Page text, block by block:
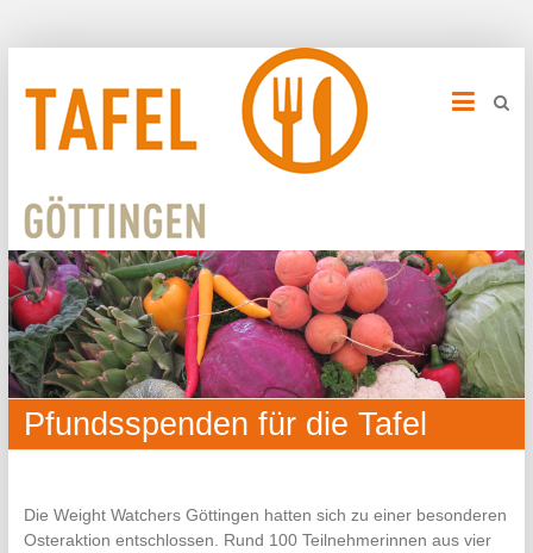
Pfundsspenden für die Tafel
Die Weight Watchers Göttingen hatten sich zu einer besonderen
Osteraktion entschlossen. Rund 100 Teilnehmerinnen aus vier